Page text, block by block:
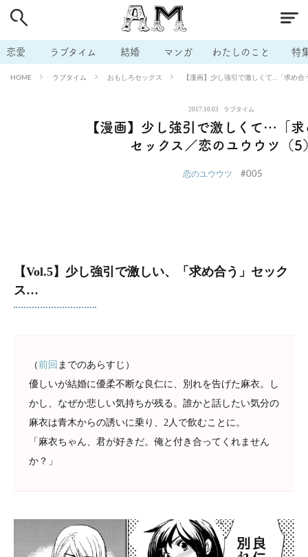
恋愛 ラブタイム 結婚 マンガ わたしのこと 特
HOME ラブタイム おもしろセックス 【漫画】少し強引で激しくて…「求め
2017.10.03 ラブタイム
【漫画】少し強引で激しくて…「
セックス／恋のユウウツ（5
恋のユウウツ #005
【Vol.5】少し強引で激しい、「求め合う」セック
ス…
（前回 までのあらすじ）
優しいが結婚に優柔不断な良仁に、別れを告げた麻衣。し
かし、なぜか悲しい気持ちが残る。誰かと話したい気分の
麻衣は青木からの誘いに乗り、2人で飲むことに。
「麻衣ちゃん、君が好きだ。俺と付き合ってくれません
か？」
# 男の本音 # セフレ # 不倫
# 出会う方法 # マッチングアプリ # ラブグッズ # 体の相